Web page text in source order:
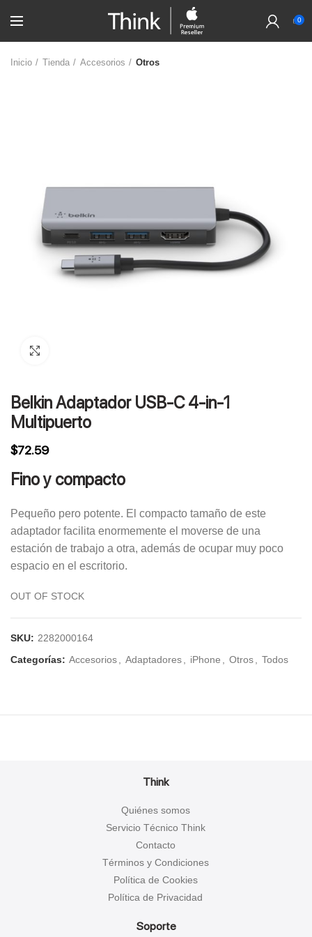
0
Inicio Tienda Accesorios Otros
Belkin Adaptador USB-C 4-in-1
Multipuerto
$72.59
Fino y compacto
Pequeño pero potente. El compacto tamaño de este
adaptador facilita enormemente el moverse de una
estación de trabajo a otra, además de ocupar muy poco
espacio en el escritorio.
OUT OF STOCK
SKU: 2282000164
Categorías: Accesorios Adaptadores iPhone Otros Todos
Think
Quiénes somos
Servicio Técnico Think
Contacto
Términos y Condiciones
Política de Cookies
Política de Privacidad
Soporte